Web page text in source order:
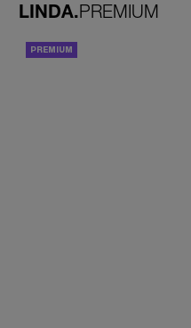
LINDA.PREMIUM